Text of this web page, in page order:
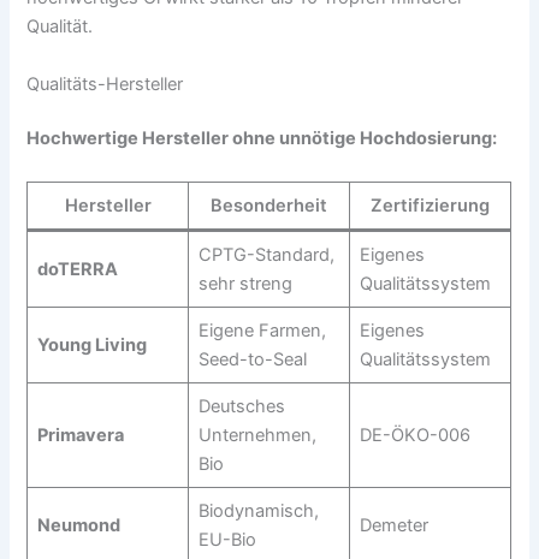
Qualität.
Qualitäts-Hersteller
Hochwertige Hersteller ohne unnötige Hochdosierung:
Hersteller Besonderheit Zertifizierung
doTERRA
CPTG-Standard,
sehr streng
Eigenes
Qualitätssystem
Young Living
Eigene Farmen,
Seed-to-Seal
Eigenes
Qualitätssystem
Primavera
Deutsches
Unternehmen,
Bio
DE-ÖKO-006
Neumond
Biodynamisch,
EU-Bio
Demeter